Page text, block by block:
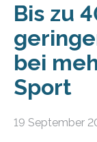
Bis zu
bei
Sport
19 September